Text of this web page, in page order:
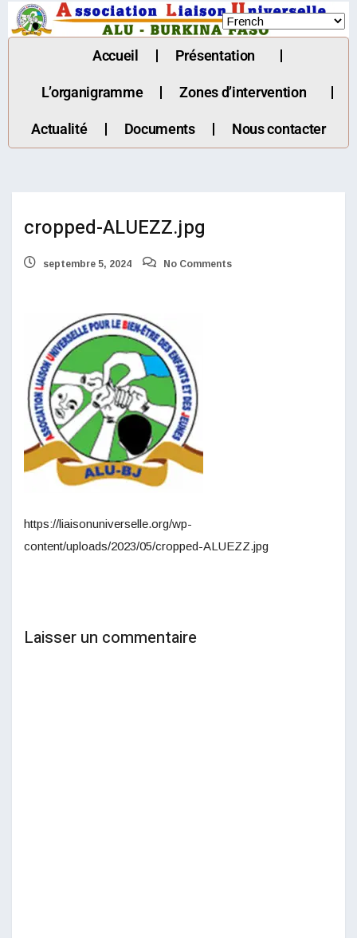
Accueil Présentation
L’organigramme Zones d’intervention
Actualité Documents Nous contacter
cropped-ALUEZZ.jpg
septembre 5, 2024 No Comments
https://liaisonuniverselle.org/wp-
content/uploads/2023/05/cropped-ALUEZZ.jpg
Laisser un commentaire